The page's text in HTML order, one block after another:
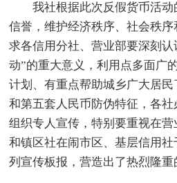
我社根据此次反假货币活
信誉，维护经济秩序、社会秩
求各信用分社、营业部要深刻
动”的重大意义，利用点多面广
计划、有重点帮助城乡广大居
和第五套人民币防伪特征，各社
组织专人宣传，特别要重视在营
和镇区社在闹市区、基层信用
列宣传板报，营造出了热烈隆重